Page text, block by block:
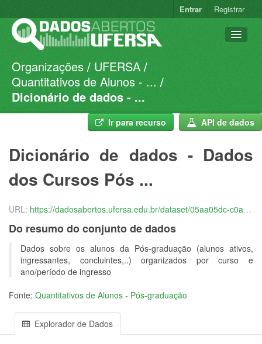
Entrar Registrar
Conjuntos de dados
Organizações
Organizações
UFERSA
Quantitativos de Alunos - ...
Dicionário de dados - ...
Ir para recurso API de dados
Dicionário de dados - Dados
dos Cursos Pós ...
URL: https://dadosabertos.ufersa.edu.br/dataset/05aa05dc-c0a6-46d8-94e2-5209950147b9/resource/ef00972f-acd5-4062-ae5c-80c2003bc637/download/pda-ufersa-2019_2021-dicionario-de-dados-estatisticas-dos-cursos-pos-graduacao.csv
Do resumo do conjunto de dados
Dados sobre os alunos da Pós-graduação (alunos ativos,
ingressantes, concluintes,..) organizados por curso e
ano/período de ingresso
Fonte: Quantitativos de Alunos - Pós-graduação
Explorador de Dados